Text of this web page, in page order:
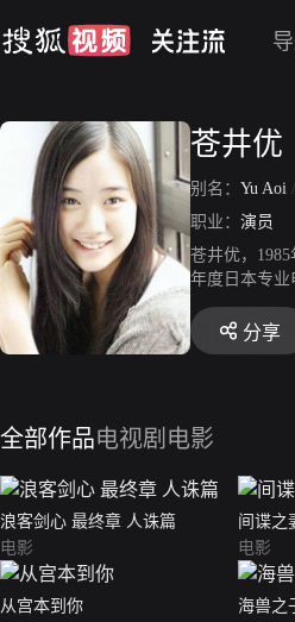
苍井优
别名： Yu Aoi /
职业： 演员
苍井优，
年度日本专业
年，主演真
《浪客剑心》
年，主演剧
分享
全部作品电视剧 电影
浪客剑心 最终章 人诛篇
电影
间谍之
电影
从宫本到你
海兽之